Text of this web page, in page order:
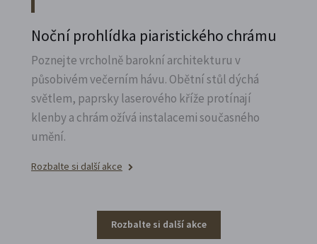
Noční prohlídka piaristického chrámu
Poznejte vrcholně barokní architekturu v
působivém večerním hávu. Obětní stůl dýchá
světlem, paprsky laserového kříže protínají
klenby a chrám ožívá instalacemi současného
umění.
Rozbalte si další akce
Rozbalte si další akce